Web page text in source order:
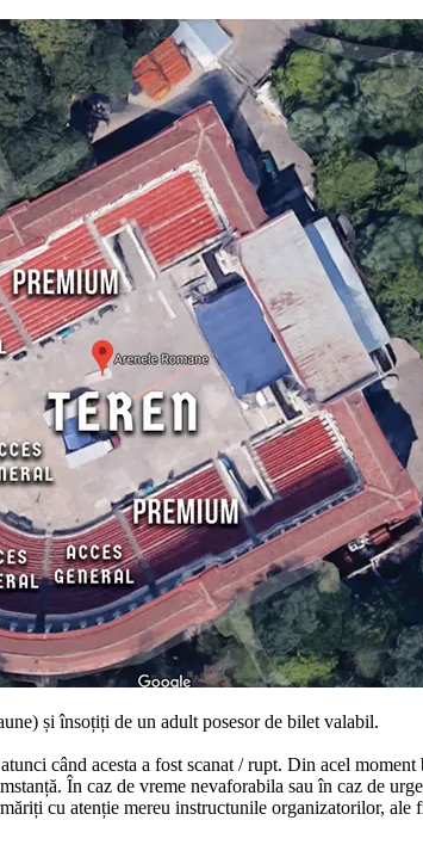
și însoțiți de un adult posesor de bilet valabil.
când acesta a fost scanat / rupt. Din acel moment
. În caz de vreme nevaforabila sau în caz de
cu atenție mereu instructunile organizatorilor, ale